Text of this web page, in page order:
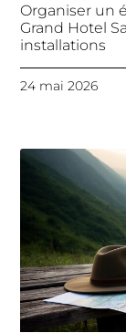
Organiser un
Grand Hotel
installations
24 mai 2026